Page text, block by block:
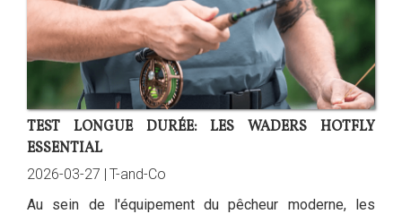
TEST LONGUE DURÉE: LES WADERS HOTFLY
ESSENTIAL
2026-03-27 | T-and-Co
Au sein de l'équipement du pêcheur moderne, les